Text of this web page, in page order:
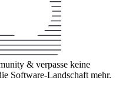
& verpasse keine
Software-Landschaft mehr.